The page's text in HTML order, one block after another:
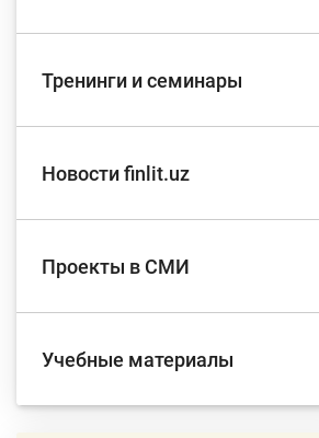
Тренинги и семинары
Новости finlit.uz
Проекты в СМИ
Учебные материалы